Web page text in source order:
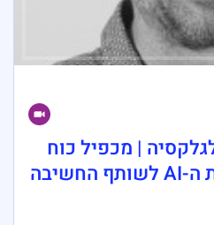
| מכפיל כוח
אישי: איך להפוך את ה-AI לשותף החשיבה